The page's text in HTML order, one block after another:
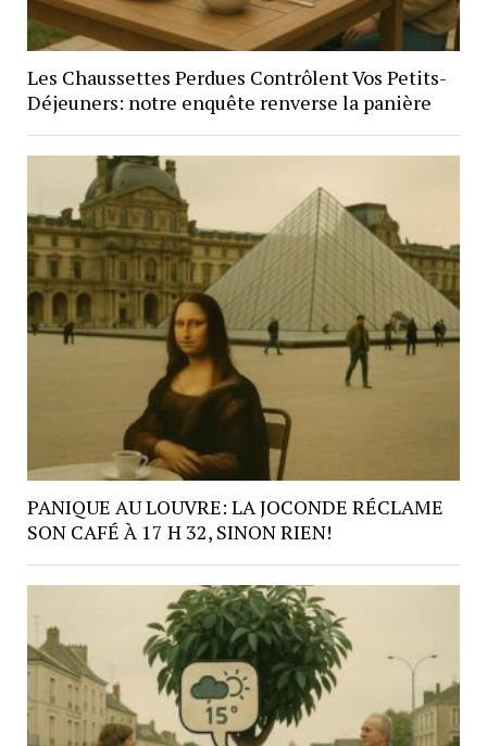
Les Chaussettes Perdues Contrôlent Vos Petits-
Déjeuners: notre enquête renverse la panière
PANIQUE AU LOUVRE: LA JOCONDE RÉCLAME
SON CAFÉ À 17 H 32, SINON RIEN!